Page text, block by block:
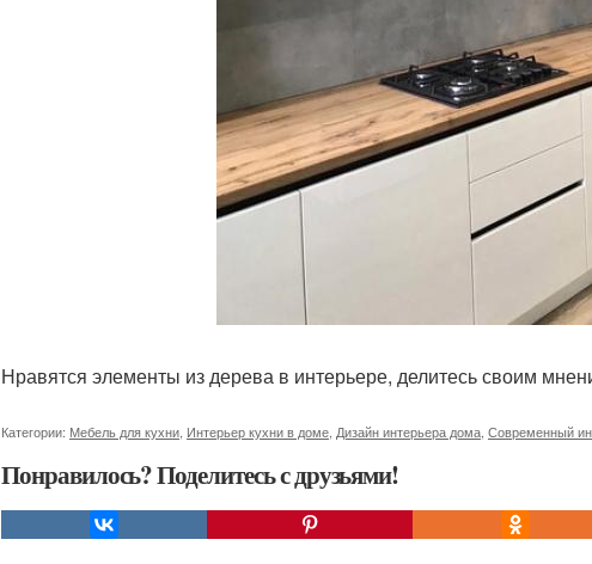
Нравятся элементы из дерева в интерьере, делитесь своим
Категории: Мебель для кухни Интерьер кухни в доме Дизайн интерьера дома Современный
Понравилось? Поделитесь с друзьями!